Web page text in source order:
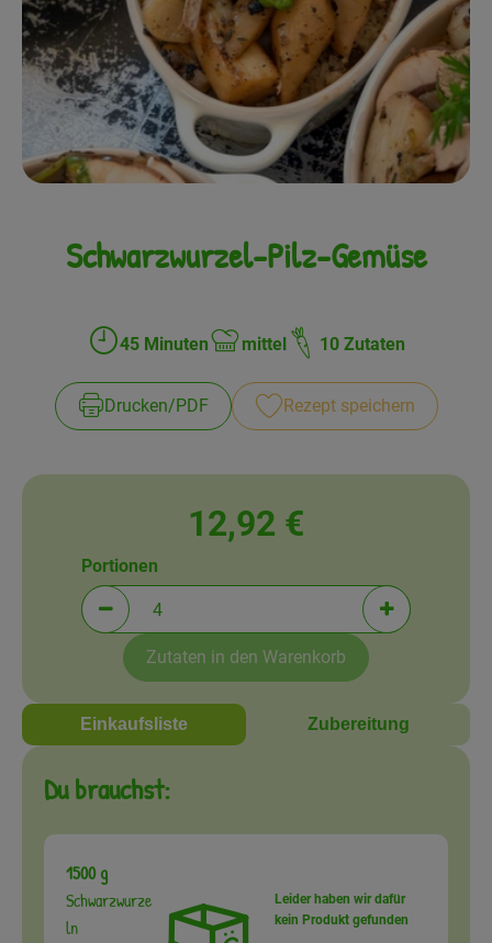
Frisches
Angebote
Haltbares
Getränke
Drogerie
Gratis Ökokiste im Wert von 25 Euro
Veranstaltungen
Über uns
Schwarzwurzel-Pilz-Gemüse
Zubreitungszeit:
45 Minuten
Schwierigkeit:
mittel 10 Zutaten
Drucken​/​PDF Rezept speichern
12,92 €
Portionen verringern (aktuell 4 Portionen
Portionen
Portionen
Zutaten in den Warenkorb
Einkaufsliste Zubereitung
Du brauchst:
1500 g
Schwarzwurze
ln
Leider haben wir dafür
kein Produkt gefunden